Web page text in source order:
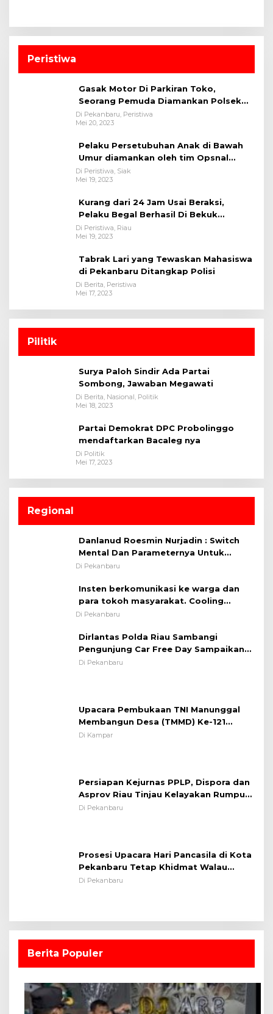
Peristiwa
Gasak Motor Di Parkiran Toko,
Seorang Pemuda Diamankan Polsek
Bukit Raya
Di Pekanbaru, Peristiwa
Mei 20, 2023
Pelaku Persetubuhan Anak di Bawah
Umur diamankan oleh tim Opsnal
Polsek Tualang-Polres Siak-Polda Riau
Di Peristiwa, Siak
Mei 19, 2023
Kurang dari 24 Jam Usai Beraksi,
Pelaku Begal Berhasil Di Bekuk
Satreskrim Polres Kuansing
Di Peristiwa, Riau
Mei 19, 2023
Tabrak Lari yang Tewaskan Mahasiswa
di Pekanbaru Ditangkap Polisi
Di Berita, Peristiwa
Mei 17, 2023
Pilitik
Surya Paloh Sindir Ada Partai
Sombong, Jawaban Megawati
Di Berita, Nasional, Politik
Mei 18, 2023
Partai Demokrat DPC Probolinggo
mendaftarkan Bacaleg nya
Di Politik
Mei 17, 2023
Regional
Danlanud Roesmin Nurjadin : Switch
Mental Dan Parameternya Untuk
Melaksanakan ✈
Di Pekanbaru
Insten berkomunikasi ke warga dan
para tokoh masyarakat. Cooling
System OMP LK ²024 Polsek Rumbai,
Pentingnya Memelihara dan Menjaga
Situasi Kondusif
Di Pekanbaru
Dirlantas Polda Riau Sambangi
Pengunjung Car Free Day Sampaikan
Pesan Edukasi Kamtibmas &
Di Pekanbaru
Kodim 0313/KPR Tahun 2024) ?
Di Kampar
Persiapan Kejurnas PPLP, Dispora dan
Prosesi Upacara Hari Pancasila di Kota
Pekanbaru Tetap Khidmat Walau
Dalam Ruangan
Di Pekanbaru
Berita Populer